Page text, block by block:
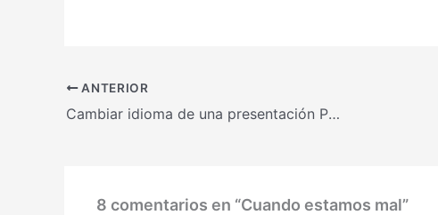
ANTERIOR
Cambiar idioma de una presentación Powerpoint
8 comentarios en “Cuando estamos mal”